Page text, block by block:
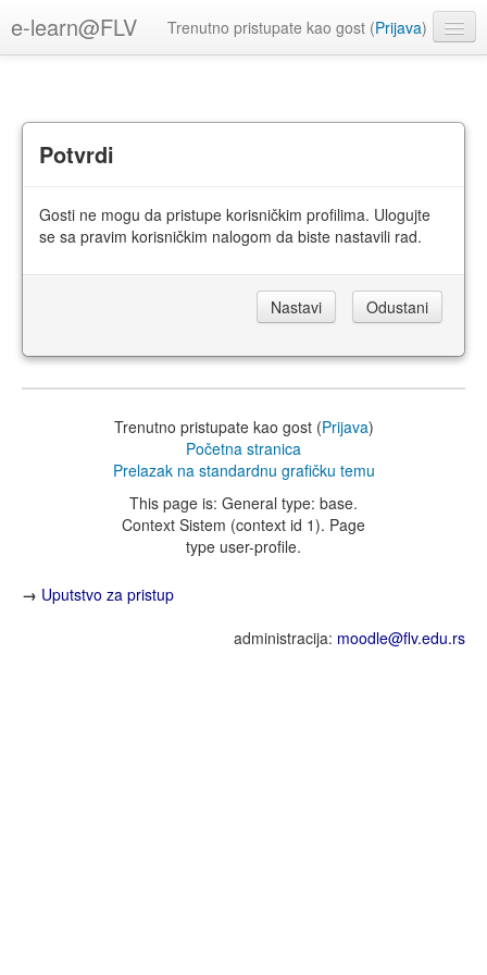
e-learn@FLV Trenutno pristupate kao gost (Prijava)
Potvrdi
Gosti ne mogu da pristupe korisničkim profilima. Ulogujte
se sa pravim korisničkim nalogom da biste nastavili rad.
Trenutno pristupate kao gost (Prijava)
Početna stranica
Prelazak na standardnu grafičku temu
This page is: General type: base.
Context Sistem (context id 1). Page
type user-profile.
→ Uputstvo za pristup
administracija: moodle@flv.edu.rs